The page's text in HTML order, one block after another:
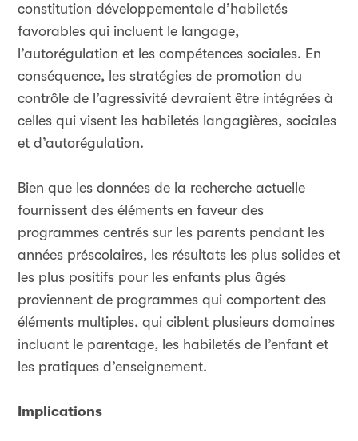
constitution développementale d’habiletés
favorables qui incluent le langage,
l’autorégulation et les compétences sociales. En
conséquence, les stratégies de promotion du
contrôle de l’agressivité devraient être intégrées à
celles qui visent les habiletés langagières, sociales
et d’autorégulation.
Bien que les données de la recherche actuelle
fournissent des éléments en faveur des
programmes centrés sur les parents pendant les
années préscolaires, les résultats les plus solides et
les plus positifs pour les enfants plus âgés
proviennent de programmes qui comportent des
éléments multiples, qui ciblent plusieurs domaines
incluant le parentage, les habiletés de l’enfant et
les pratiques d’enseignement.
Implications